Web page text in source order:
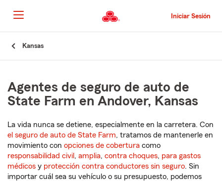
al
contenido
principal
Iniciar Sesión
Kansas
Agentes de seguro de auto de
State Farm en Andover, Kansas
La vida nunca se detiene, especialmente en la carretera. Con
el seguro de auto de State Farm, tratamos de mantenerle en
movimiento con opciones de cobertura como
responsabilidad civil , amplia, contra choques, para gastos
médicos y protección contra conductores sin seguro. Sin
importar cuál sea su vehículo o su presupuesto, podemos